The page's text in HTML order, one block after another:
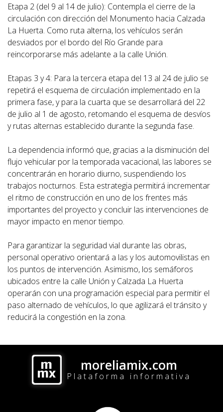
Etapa 2 (del 9 al 14 de julio): Contempla el cierre de la
circulación con dirección del Monumento hacia Calzada
La Huerta. Como ruta alterna, los vehículos serán
desviados por el bordo del Río Grande para
reincorporarse más adelante a la calle Unión.
Etapas 3 y 4: Para la tercera etapa del 13 al 24 de julio se
repetirá el esquema de circulación implementado en la
primera fase, y para la cuarta que se desarrollará del 22
de julio al 1 de agosto, retomando el esquema de desvíos
y rutas alternas establecido durante la segunda fase.
La dependencia informó que, gracias a la disminución del
flujo vehicular por la temporada vacacional, las labores se
concentrarán en horario diurno, suspendiendo los
trabajos nocturnos. Esta estrategia permitirá incrementar
el ritmo de construcción en uno de los frentes más
importantes del proyecto y concluir las intervenciones de
mayor impacto en menor tiempo.
Para garantizar la seguridad vial durante las obras,
personal operativo orientará a las y los automovilistas en
los puntos de intervención. Asimismo, los semáforos
ubicados entre la calle Unión y Calzada La Huerta
operarán con una programación especial para permitir el
paso alternado de vehículos, lo que agilizará el tránsito y
reducirá la congestión en la zona.
moreliamix.com
Plataforma informativa